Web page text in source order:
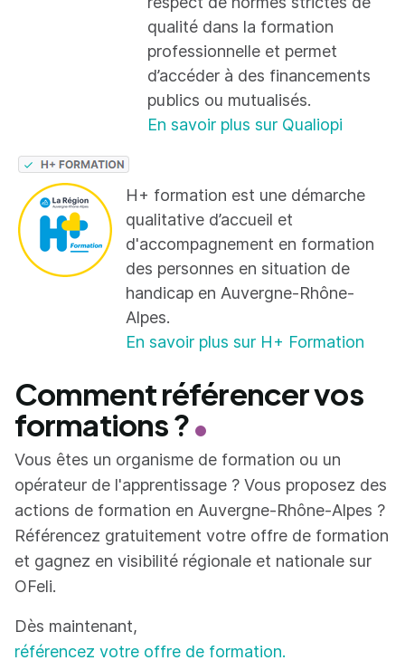
qualité dans la formation
professionnelle et permet
d’accéder à des financements
publics ou mutualisés.
En savoir plus sur Qualiopi
H+ formation est une démarche
qualitative d’accueil et
d'accompagnement en formation
des personnes en situation de
handicap en Auvergne-Rhône-
Alpes.
En savoir plus sur H+ Formation
Comment référencer vos
formations ?
Vous êtes un organisme de formation ou un
opérateur de l'apprentissage ? Vous proposez des
actions de formation en Auvergne-Rhône-Alpes ?
Référencez gratuitement votre offre de formation
et gagnez en visibilité régionale et nationale sur
OFeli.
Dès maintenant,
référencez votre offre de formation.